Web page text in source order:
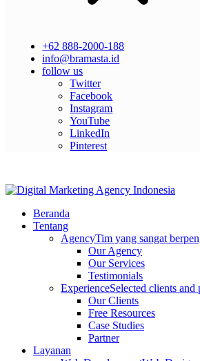
+62 888-2000-188
info@bramasta.id
follow us
Twitter
Facebook
Instagram
YouTube
LinkedIn
Pinterest
Beranda
Tentang
AgencyTim yang sangat
Our Agency
Our Services
Testimonials
ExperienceSelected clients and
Our Clients
Free Resources
Case Studies
Partner
Layanan